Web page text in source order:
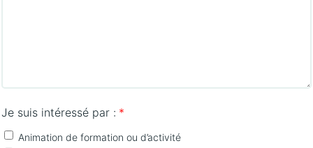
Je suis intéressé par :
Animation de formation ou d’activité